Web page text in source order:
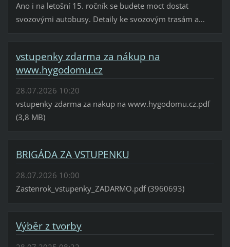
Ano i na letošní 15. ročník se budete moct dostat
svozovými autobusy. Detaily ke svozovým trasám a...
vstupenky zdarma za nákup na
www.hygodomu.cz
28.07.2026 10:20
vstupenky zdarma za nakup na www.hygodomu.cz.pdf
(3,8 MB)
BRIGÁDA ZA VSTUPENKU
28.07.2026 10:00
Zastenrok_vstupenky_ZADARMO.pdf (3960693)
Výběr z tvorby